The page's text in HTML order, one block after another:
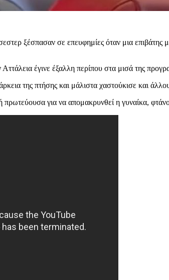
ξέσπασαν σε επευφημίες όταν μια επιβάτης
έγινε έξαλλη περίπου στα μισά της
της πτήσης και μάλιστα χαστούκισε και
για να απομακρυνθεί η γυναίκα,